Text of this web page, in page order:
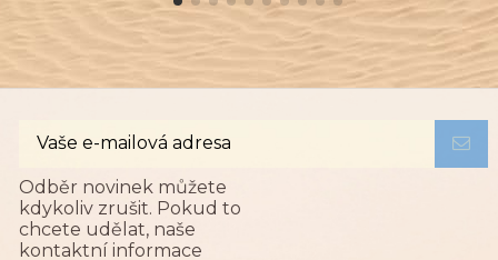
Odběr novinek můžete
kdykoliv zrušit. Pokud to
chcete udělat, naše
kontaktní informace